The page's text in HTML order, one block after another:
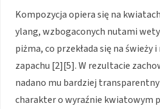
Kompozycja opiera się na
ylang, wzbogaconych nutami
piżma, co przekłada się na świeży
zapachu [2][5]. W rezultacie
nadano mu bardziej transparentny
charakter o wyraźnie kwiatowym